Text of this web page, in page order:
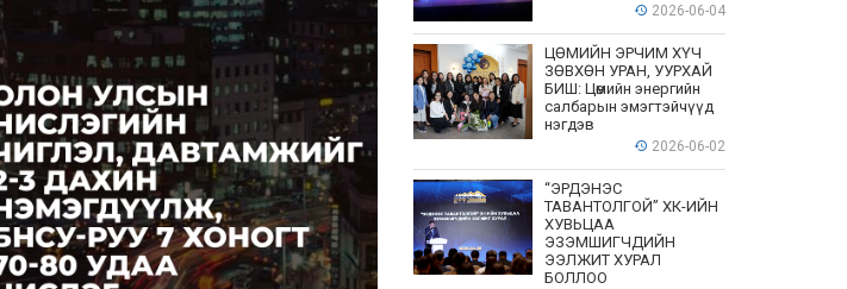
2026-06-04
ЦӨМИЙН ЭРЧИМ ХҮЧ
ЗӨВХӨН УРАН, УУРХАЙ
БИШ: Цөмийн энергийн
салбарын эмэгтэйчүүд
нэгдэв
2026-06-02
“ЭРДЭНЭС
ТАВАНТОЛГОЙ” ХК-ИЙН
ХУВЬЦАА
ЭЗЭМШИГЧДИЙН
ЭЭЛЖИТ ХУРАЛ
БОЛЛОО